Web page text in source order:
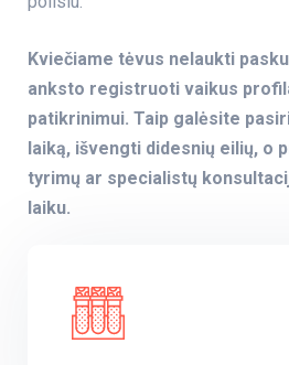
Kviečiame tėvus nelaukti
anksto registruoti vaikus
patikrinimui. Taip galėsite
laiką, išvengti didesnių eilių, o
tyrimų ar specialistų
laiku.